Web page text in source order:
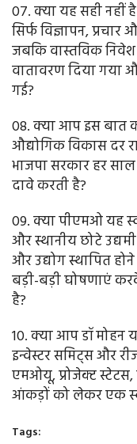
07. क्या यह सही नहीं
सिर्फ विज्ञापन,
जबकि वास्तविक
वातावरण दिया गया
गई?
08. क्या आप इस बात
औद्योगिक विकास दर
भाजपा सरकार हर
दावे करती है?
09. क्या पीएमओ यह
और स्थानीय छोटे
और उद्योग स्थापित
बड़ी-बड़ी घोषणाएं
है?
10. क्या आप डॉ मोहन
इन्वेस्टर समिट्स और
एमओयू, प्रोजेक्ट
आंकड़ों को लेकर एक
Tags: